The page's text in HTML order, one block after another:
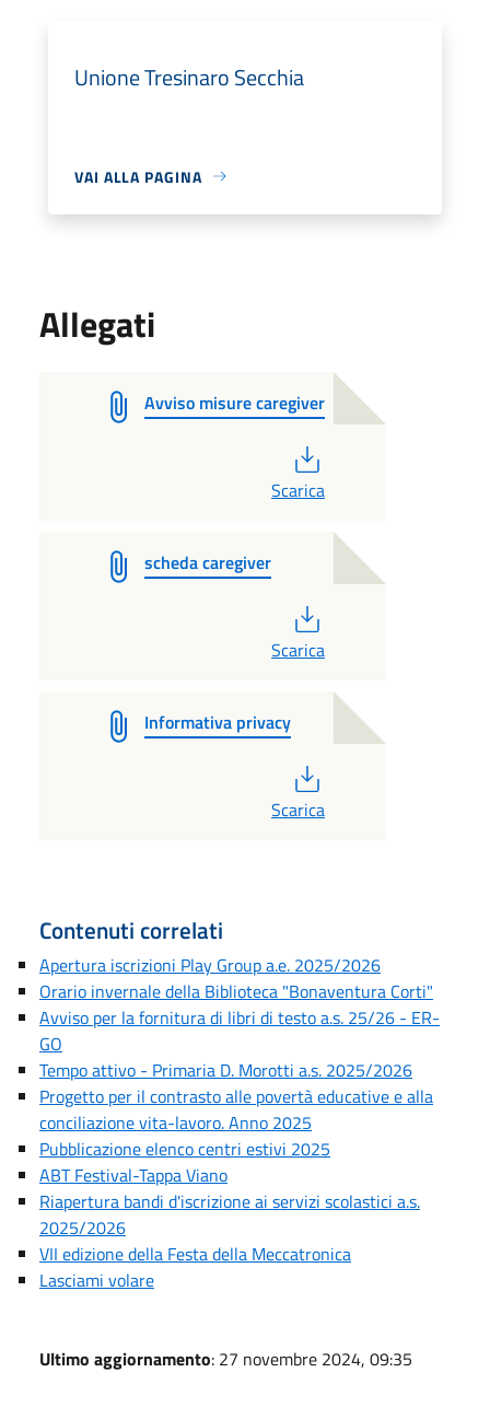
Unione Tresinaro Secchia
VAI ALLA PAGINA
Allegati
Avviso misure caregiver
Scarica
scheda caregiver
Scarica
Informativa privacy
Scarica
Contenuti correlati
Apertura iscrizioni Play Group a.e. 2025/2026
Orario invernale della Biblioteca "Bonaventura Corti"
Avviso per la fornitura di libri di testo a.s. 25/26 - ER-
GO
Tempo attivo - Primaria D. Morotti a.s. 2025/2026
Progetto per il contrasto alle povertà educative e alla
conciliazione vita-lavoro. Anno 2025
Pubblicazione elenco centri estivi 2025
ABT Festival-Tappa Viano
Riapertura bandi d'iscrizione ai servizi scolastici a.s.
2025/2026
VII edizione della Festa della Meccatronica
Lasciami volare
Ultimo aggiornamento: 27 novembre 2024, 09:35